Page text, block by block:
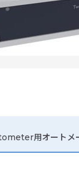
用オート